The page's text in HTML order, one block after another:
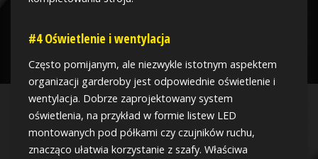
#4 Oświetlenie i wentylacja
Często pomijanym, ale niezwykle istotnym aspektem
organizacji garderoby jest odpowiednie oświetlenie i
wentylacja. Dobrze zaprojektowany system
oświetlenia, na przykład w formie listew LED
montowanych pod półkami czy czujników ruchu,
znacząco ułatwia korzystanie z szafy. Właściwa